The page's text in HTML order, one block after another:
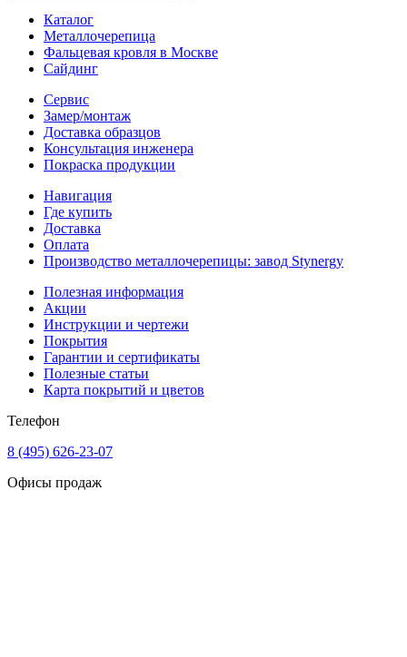
Каталог
Металлочерепица
Фальцевая кровля в Москве
Сайдинг
Сервис
Замер/монтаж
Доставка образцов
Консультация инженера
Покраска продукции
Навигация
Где купить
Доставка
Оплата
Производство металлочерепицы: завод Stynergy
Полезная информация
Акции
Инструкции и чертежи
Покрытия
Гарантии и сертификаты
Полезные статьи
Карта покрытий и цветов
Телефон
8 (495) 626-23-07
Офисы продаж